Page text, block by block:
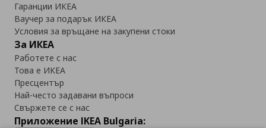
Гаранции ИКЕА
Ваучер за подарък ИКЕА
Условия за връщане на закупени стоки
За ИКЕА
Работете с нас
Това е ИКЕА
Пресцентър
Най-често задавани въпроси
Свържете се с нас
Приложение IKEA Bulgaria: